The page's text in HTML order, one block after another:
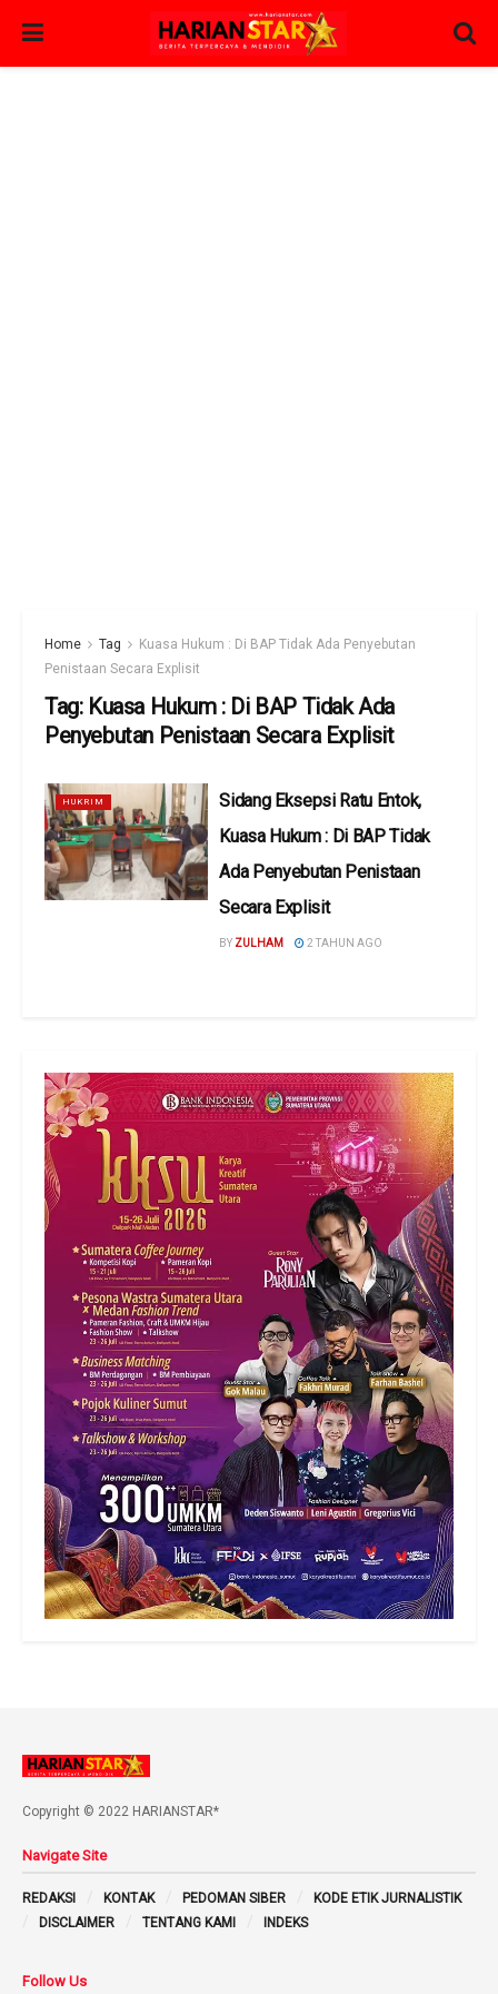
Home Tag
Kuasa Hukum : Di BAP Tidak Ada Penyebutan
Penistaan Secara Explisit
Tag: Kuasa Hukum : Di BAP Tidak Ada
Penyebutan Penistaan Secara Explisit
HUKRIM
Sidang Eksepsi Ratu Entok,
Kuasa Hukum : Di BAP Tidak
Ada Penyebutan Penistaan
Secara Explisit
BY ZULHAM 2 TAHUN AGO
Copyright © 2022 HARIANSTAR*
Navigate Site
REDAKSI KONTAK PEDOMAN SIBER
KODE ETIK JURNALISTIK
DISCLAIMER
TENTANG KAMI INDEKS
Follow Us